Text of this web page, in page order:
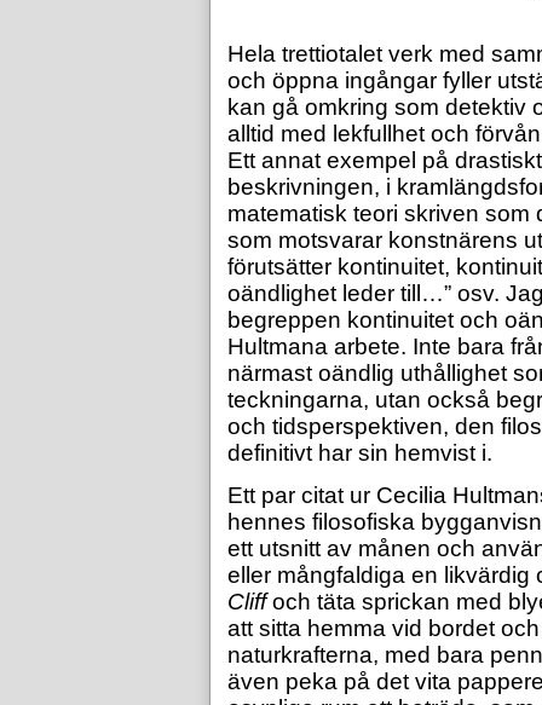
Hela trettiotalet verk med
och öppna ingångar fyller
kan gå omkring som detektiv
alltid med lekfullhet och
Ett annat exempel på
beskrivningen, i
matematisk teori skriven som
som motsvarar konstnärens
förutsätter kontinuitet,
oändlighet leder till…” osv.
begreppen kontinuitet och
Hultmana arbete. Inte bara
närmast oändlig uthållighet
teckningarna, utan också
och tidsperspektiven, den
definitivt har sin hemvist i.
Ett par citat ur Cecilia
hennes filosofiska
ett utsnitt av månen och
eller mångfaldiga en likvärdig
Cliffoch täta sprickan med
att sitta hemma vid bordet
naturkrafterna, med bara
även peka på det vita